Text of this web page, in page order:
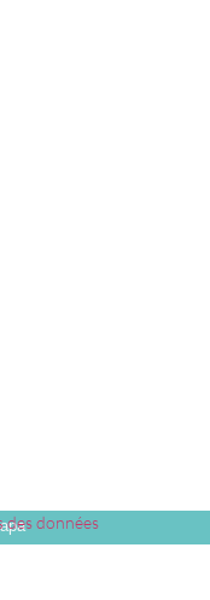
des données